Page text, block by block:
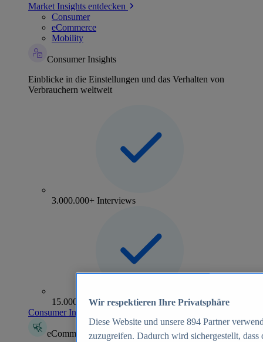
Market Insights entdecken
Consumer
eCommerce
Mobility
Consumer Insights
Einblicke in die Einstellungen und das Verhalten von
Verbrauchern weltweit
3.000.000+ Interviews
15.000+ Marken
Consumer Insights entdecken
eCommerce Insights
Wir respektieren Ihre Privatsphäre
Diese Website und unsere 894 Partner
zuzugreifen. Dadurch wird sichergestellt,